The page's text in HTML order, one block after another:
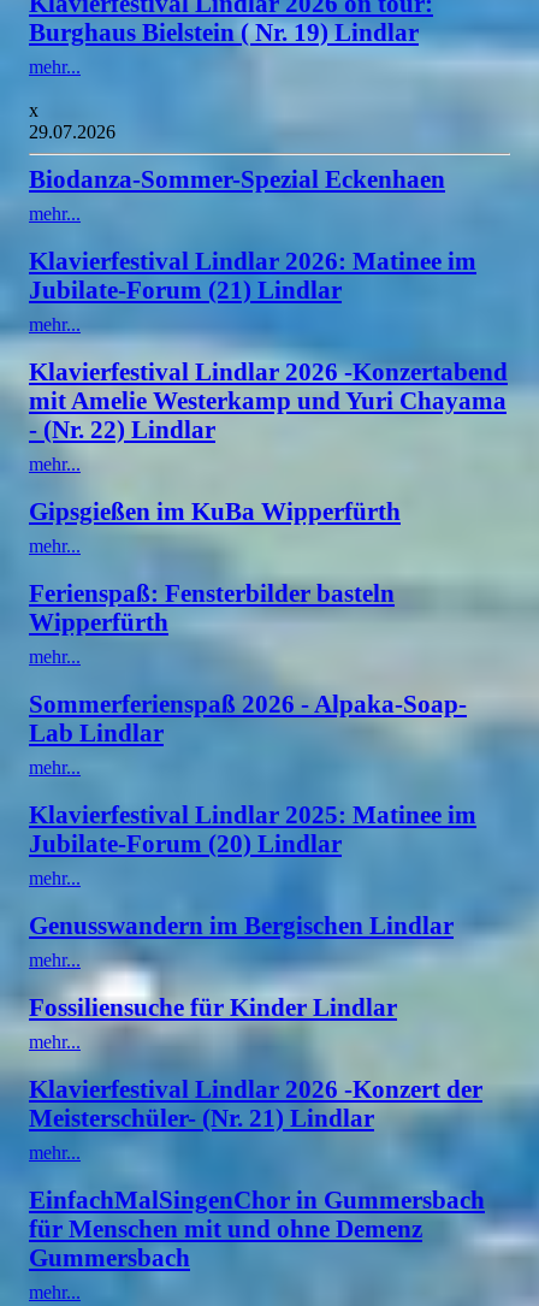
Burghaus Bielstein ( Nr. 19) Lindlar
mehr...
x
29.07.2026
Biodanza-Sommer-Spezial Eckenhaen
mehr...
Klavierfestival Lindlar 2026: Matinee im
Jubilate-Forum (21) Lindlar
mehr...
Klavierfestival Lindlar 2026 -Konzertabend
mit Amelie Westerkamp und Yuri Chayama
- (Nr. 22) Lindlar
mehr...
Gipsgießen im KuBa Wipperfürth
mehr...
Ferienspaß: Fensterbilder basteln
Wipperfürth
mehr...
Sommerferienspaß 2026 - Alpaka-Soap-
Lab Lindlar
mehr...
Klavierfestival Lindlar 2025: Matinee im
Jubilate-Forum (20) Lindlar
mehr...
Genusswandern im Bergischen Lindlar
mehr...
Fossiliensuche für Kinder Lindlar
mehr...
Klavierfestival Lindlar 2026 -Konzert der
Meisterschüler- (Nr. 21) Lindlar
mehr...
EinfachMalSingenChor in Gummersbach
für Menschen mit und ohne Demenz
Gummersbach
mehr...